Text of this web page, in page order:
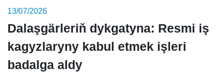
13/07/2026
Dalaşgärleriň dykgatyna: Resmi iş
kagyzlaryny kabul etmek işleri
badalga aldy